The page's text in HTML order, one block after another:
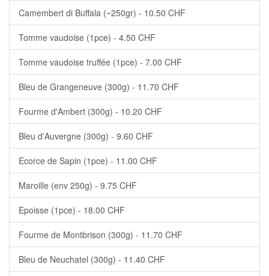
Camembert di Buffala (~250gr) - 10.50 CHF
Tomme vaudoise (1pce) - 4.50 CHF
Tomme vaudoise truffée (1pce) - 7.00 CHF
Bleu de Grangeneuve (300g) - 11.70 CHF
Fourme d'Ambert (300g) - 10.20 CHF
Bleu d'Auvergne (300g) - 9.60 CHF
Ecorce de Sapin (1pce) - 11.00 CHF
Maroille (env 250g) - 9.75 CHF
Epoisse (1pce) - 18.00 CHF
Fourme de Montbrison (300g) - 11.70 CHF
Bleu de Neuchatel (300g) - 11.40 CHF